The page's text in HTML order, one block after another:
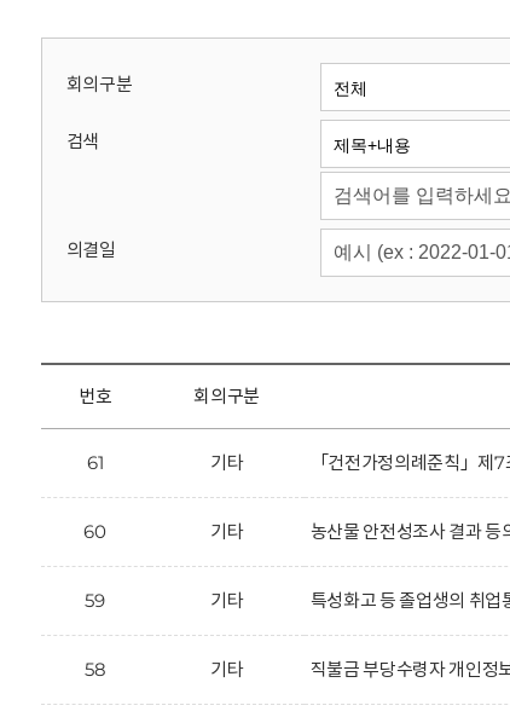
회
회의구분
검색
의결일
번호 회의구분
61 기타 「건전가정의례준칙」제
60 기타 농산물 안전성조사 결과 등
59 기타 특성화고 등 졸업생의 취업
58 기타 직불금 부당수령자 개인정